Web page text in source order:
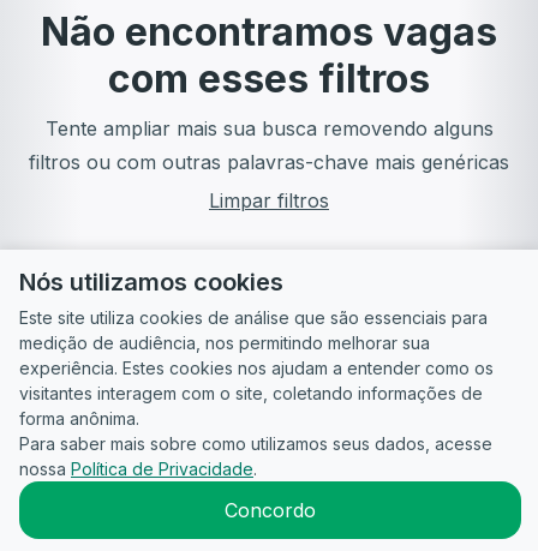
Não encontramos vagas
com esses filtros
Tente ampliar mais sua busca removendo alguns
filtros ou com outras palavras-chave mais genéricas
Limpar filtros
Guia do
Candidato
Para
empresas
Política de
Privacidade
Termos
2026CandidataAI
Nós utilizamos cookies
Este site utiliza cookies de análise que são essenciais para
medição de audiência, nos permitindo melhorar sua
experiência. Estes cookies nos ajudam a entender como os
visitantes interagem com o site, coletando informações de
forma anônima.
Para saber mais sobre como utilizamos seus dados, acesse
nossa Política de Privacidade.
Concordo